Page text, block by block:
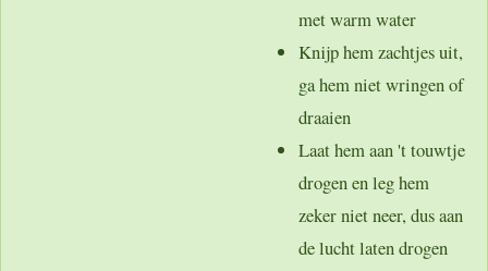
met warm water
Knijp hem zachtjes uit,
ga hem niet wringen of
draaien
Laat hem aan 't touwtje
drogen en leg hem
zeker niet neer, dus aan
de lucht laten drogen